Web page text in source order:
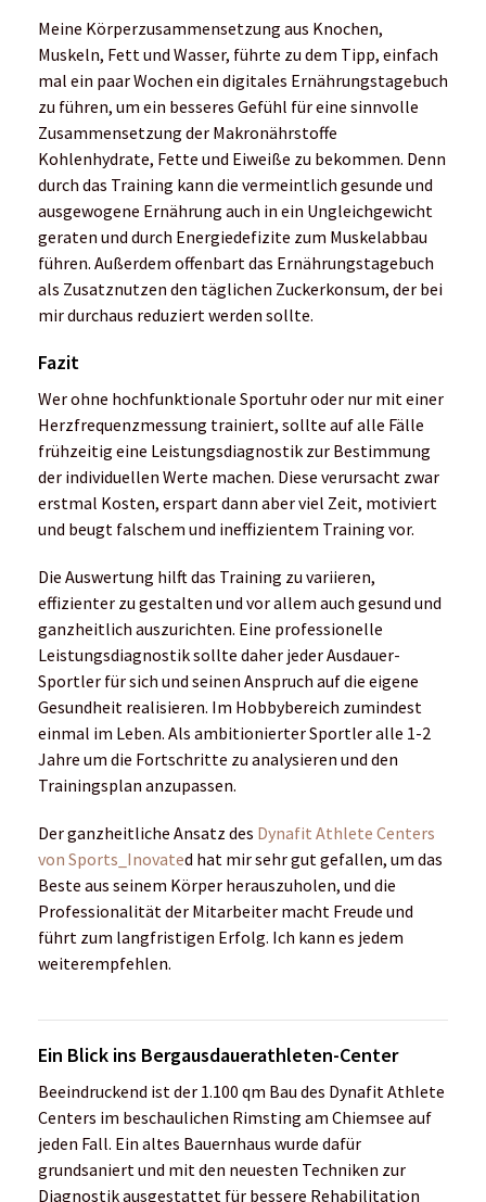
Meine Körperzusammensetzung aus Knochen,
Muskeln, Fett und Wasser, führte zu dem Tipp, einfach
mal ein paar Wochen ein digitales Ernährungstagebuch
zu führen, um ein besseres Gefühl für eine sinnvolle
Zusammensetzung der Makronährstoffe
Kohlenhydrate, Fette und Eiweiße zu bekommen. Denn
durch das Training kann die vermeintlich gesunde und
ausgewogene Ernährung auch in ein Ungleichgewicht
geraten und durch Energiedefizite zum Muskelabbau
führen. Außerdem offenbart das Ernährungstagebuch
als Zusatznutzen den täglichen Zuckerkonsum, der bei
mir durchaus reduziert werden sollte.
Fazit
Wer ohne hochfunktionale Sportuhr oder nur mit einer
Herzfrequenzmessung trainiert, sollte auf alle Fälle
frühzeitig eine Leistungsdiagnostik zur Bestimmung
der individuellen Werte machen. Diese verursacht zwar
erstmal Kosten, erspart dann aber viel Zeit, motiviert
und beugt falschem und ineffizientem Training vor.
Die Auswertung hilft das Training zu variieren,
effizienter zu gestalten und vor allem auch gesund und
ganzheitlich auszurichten. Eine professionelle
Leistungsdiagnostik sollte daher jeder Ausdauer-
Sportler für sich und seinen Anspruch auf die eigene
Gesundheit realisieren. Im Hobbybereich zumindest
einmal im Leben. Als ambitionierter Sportler alle 1-2
Jahre um die Fortschritte zu analysieren und den
Trainingsplan anzupassen.
Der ganzheitliche Ansatz des Dynafit Athlete Centers
von Sports_Inovated hat mir sehr gut gefallen, um das
Beste aus seinem Körper herauszuholen, und die
Professionalität der Mitarbeiter macht Freude und
führt zum langfristigen Erfolg. Ich kann es jedem
weiterempfehlen.
Ein Blick ins Bergausdauerathleten-Center
Beeindruckend ist der 1.100 qm Bau des Dynafit Athlete
Centers im beschaulichen Rimsting am Chiemsee auf
jeden Fall. Ein altes Bauernhaus wurde dafür
grundsaniert und mit den neuesten Techniken zur
Diagnostik ausgestattet für bessere Rehabilitation